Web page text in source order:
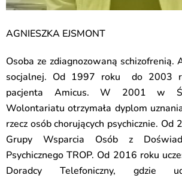
AGNIESZKA EJSMONT
Osoba ze zdiagnozowaną schizofrenią.
socjalnej. Od 1997 roku do 2003
pacjenta Amicus. W 2001 w
Wolontariatu otrzymała dyplom
rzecz osób chorujących psychicznie. Od
Grupy Wsparcia Osób z
Psychicznego TROP. Od 2016 roku
Doradcy Telefoniczny, gdzie